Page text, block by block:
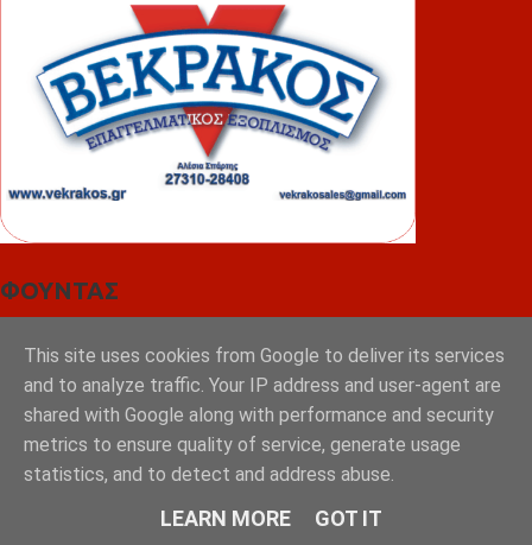
ΦΟΥΝΤΑΣ
This site uses cookies from Google to deliver its services
and to analyze traffic. Your IP address and user-agent are
shared with Google along with performance and security
metrics to ensure quality of service, generate usage
statistics, and to detect and address abuse.
LEARN MORE GOT IT